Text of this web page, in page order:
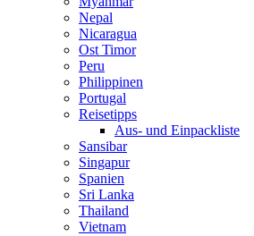
Nepal
Nicaragua
Ost Timor
Peru
Philippinen
Portugal
Reisetipps
Aus- und Einpackliste
Sansibar
Singapur
Spanien
Sri Lanka
Thailand
Vietnam